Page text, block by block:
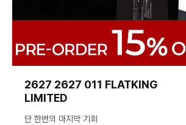
2627 2627 011 FLATKING
LIMITED
단 한번의 마지막 기회